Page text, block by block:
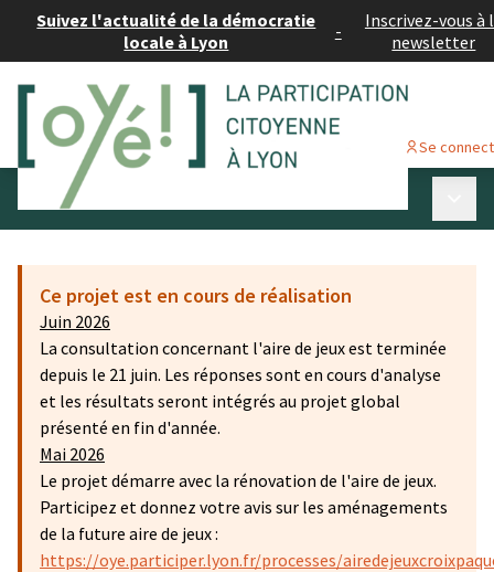
Suivez l'actualité de la démocratie
locale à Lyon
-
Inscrivez-vous à
newsletter
Se
Budget participatif #2
Ce projet est en cours de réalisation
Juin 2026
La consultation concernant l'aire de jeux est terminée
depuis le 21 juin. Les réponses sont en cours d'analyse
et les résultats seront intégrés au projet global
présenté en fin d'année.
Mai 2026
Le projet démarre avec la rénovation de l'aire de jeux.
Participez et donnez votre avis sur les aménagements
de la future aire de jeux :
https://oye.participer.lyon.fr/processes/